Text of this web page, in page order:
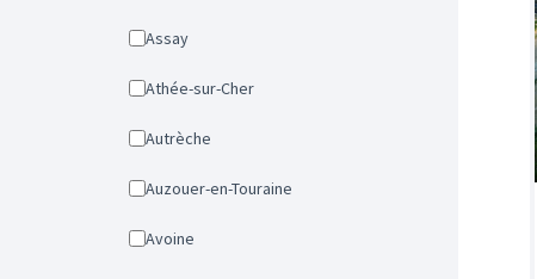
Assay
Athée-sur-Cher
Autrèche
Auzouer-en-Touraine
Avoine